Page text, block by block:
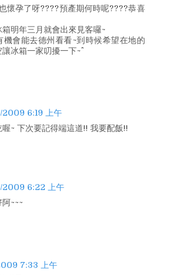
懷孕了呀????預產期何時呢????恭喜
明年三月就會出來見客囉~
機會能去德州看看~到時候希望在地的
冰箱一家叨擾一下~^^
2009 6:19 上午
~ 下次要記得端這道!! 我要配飯!!
2009 6:22 上午
~~~
7:33 上午